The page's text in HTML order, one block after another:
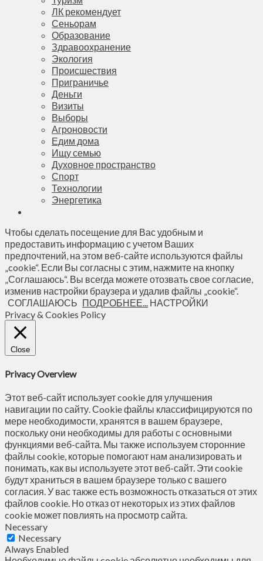
ЛК рекомендует
Сеньорам
Образование
Здравоохранение
Экология
Происшествия
Приграничье
Деньги
Визиты
Выборы
Агроновости
Едим дома
Ищу семью
Духовное пространство
Спорт
Технологии
Энергетика
Чтобы сделать посещение для Вас удобным и
предоставить информацию с учетом Ваших
предпочтений, на этом веб-сайте используются файлы
„cookie“. Если Вы согласны с этим, нажмите на кнопку
„Соглашаюсь“. Вы всегда можете отозвать свое согласие,
изменив настройки браузера и удалив файлы „cookie“.
СОГЛАШАЮСЬ ПОДРОБНЕЕ...
НАСТРОЙКИ
Privacy & Cookies Policy
Close
Privacy Overview
Этот веб-сайт использует cookie для улучшения
навигации по сайту. Сookie файлы классифицируются по
мере необходимости, хранятся в вашем браузере,
поскольку они необходимы для работы с основными
функциями веб-сайта. Мы также используем сторонние
файлы cookie, которые помогают нам анализировать и
понимать, как вы используете этот веб-сайт. Эти cookie
будут храниться в вашем браузере только с вашего
согласия. У вас также есть возможность отказаться от этих
файлов cookie. Но отказ от некоторых из этих файлов
cookie может повлиять на просмотр сайта.
Necessary
Necessary
Always Enabled